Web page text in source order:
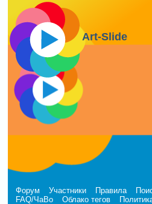
Art-Slide
Форум Участники Правила
FAQ/ЧаВо
Облако тегов